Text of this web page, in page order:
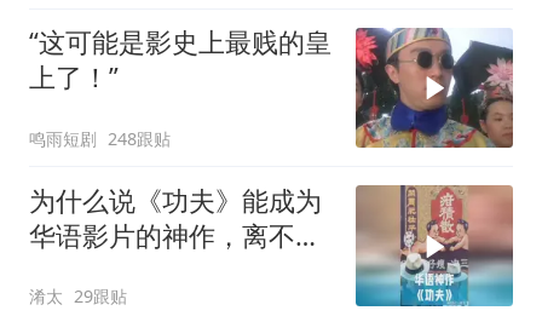
“这可能是影史上最贱的皇
上了！”
鸣雨短剧 248跟贴
为什么说《功夫》能成为
华语影片的神作，离不开
淆太 29跟贴